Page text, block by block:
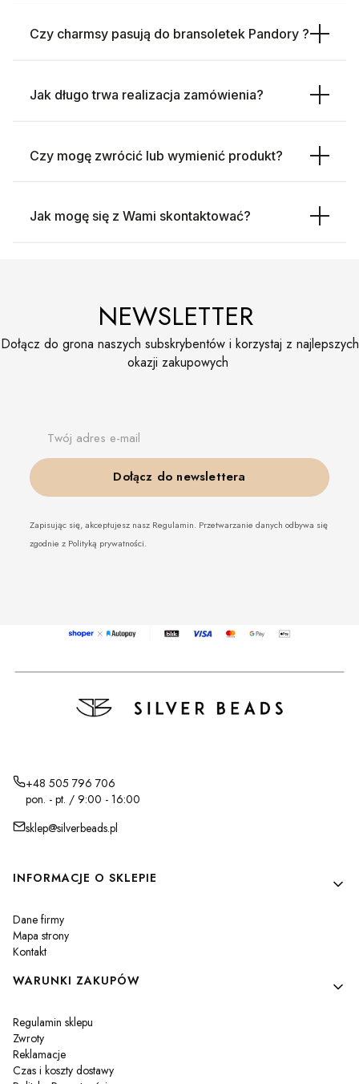
Czy charmsy pasują do bransoletek Pandory ?
Jak długo trwa realizacja zamówienia?
Czy mogę zwrócić lub wymienić produkt?
Jak mogę się z Wami skontaktować?
NEWSLETTER
Dołącz do grona naszych subskrybentów i korzystaj z najlepszych
okazji zakupowych
Twój adres e-mail
Dołącz do newslettera
Zapisując się, akceptujesz nasz Regulamin. Przetwarzanie danych odbywa się
zgodnie z Polityką prywatności.
+48 505 796 706
pon. - pt. / 9:00 - 16:00
sklep@silverbeads.pl
Linki w stopce
INFORMACJE O SKLEPIE
Dane firmy
Mapa strony
Kontakt
WARUNKI ZAKUPÓW
Regulamin sklepu
Zwroty
Reklamacje
Czas i koszty dostawy